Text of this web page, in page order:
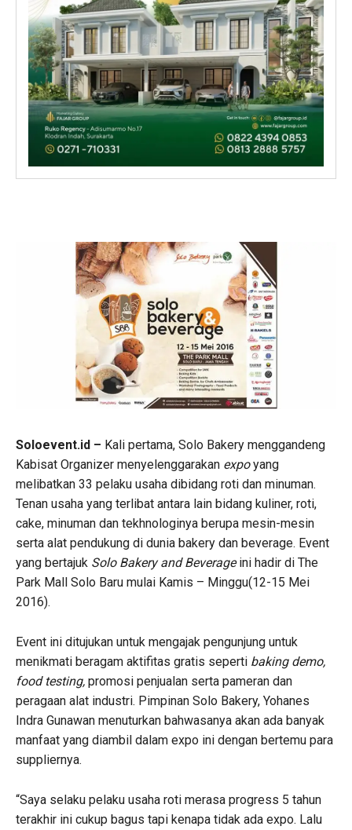
Soloevent.id – Kali pertama, Solo Bakery menggandeng
Kabisat Organizer menyelenggarakan expoyang
melibatkan 33 pelaku usaha dibidang roti dan minuman.
Tenan usaha yang terlibat antara lain bidang kuliner, roti,
cake, minuman dan tekhnologinya berupa mesin-mesin
serta alat pendukung di dunia bakery dan beverage. Event
yang bertajuk Solo Bakery and Beverageini hadir di The
Park Mall Solo Baru mulai Kamis – Minggu(12-15 Mei
2016).
Event ini ditujukan untuk mengajak pengunjung untuk
menikmati beragam aktifitas gratis seperti baking demo,
food testing, promosi penjualan serta pameran dan
peragaan alat industri. Pimpinan Solo Bakery, Yohanes
Indra Gunawan menuturkan bahwasanya akan ada banyak
manfaat yang diambil dalam expo ini dengan bertemu para
suppliernya.
“Saya selaku pelaku usaha roti merasa progress 5 tahun
terakhir ini cukup bagus tapi kenapa tidak ada expo. Lalu